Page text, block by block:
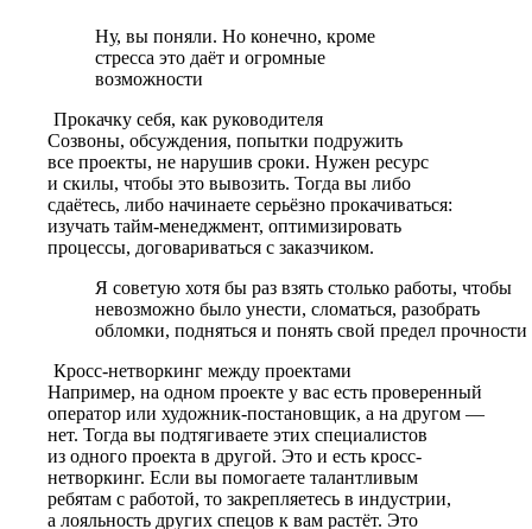
Ну, вы поняли. Но конечно, кроме
стресса это даёт и огромные
возможности
Прокачку себя, как руководителя
Созвоны, обсуждения, попытки подружить
все проекты, не нарушив сроки. Нужен ресурс
и скилы, чтобы это вывозить. Тогда вы либо
сдаётесь, либо начинаете серьёзно прокачиваться:
изучать тайм-менеджмент, оптимизировать
процессы, договариваться с заказчиком.
Я советую хотя бы раз взять столько работы, чтобы
невозможно было унести, сломаться, разобрать
обломки, подняться и понять свой предел прочности
Кросс-нетворкинг между проектами
Например, на одном проекте у вас есть проверенный
оператор или художник-постановщик, а на другом —
нет. Тогда вы подтягиваете этих специалистов
из одного проекта в другой. Это и есть кросс-
нетворкинг. Если вы помогаете талантливым
ребятам с работой, то закрепляетесь в индустрии,
а лояльность других спецов к вам растёт. Это